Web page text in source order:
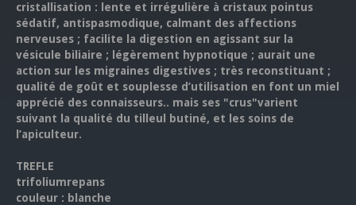
cristallisation : lente et irrégulière à cristaux pointus
sédatif, antispasmodique, calmant des affections
nerveuses ; facilite la digestion en agissant sur la
vésicule biliaire ; légèrement hypnotique ; aurait une
action sur les migraines digestives ; très reconstituant ;
qualité de goût et souplesse d’utilisation en font un miel
apprécié des connaisseurs.. mais ses "crus"varient
suivant la qualité du tilleul butiné, et les soins de
l’apiculteur.
TREFLE
trifoliumrepans
couleur : blanche